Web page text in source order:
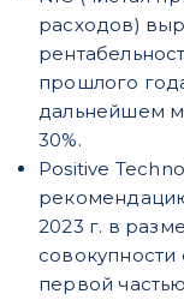
расходов)
прошлого
дальнейшем
30%.
Positive
2023 г. в
первой